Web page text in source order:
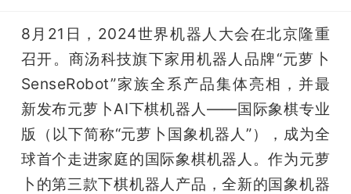
网
开
课
8月21日，2024世界机器人大会在北京隆重
召开。商汤科技旗下家用机器人品牌“元萝卜
SenseRobot”家族全系产品集体亮相，并最
新发布元萝卜AI下棋机器人——国际象棋专业
版（以下简称“元萝卜国象机器人”），成为全
球首个走进家庭的国际象棋机器人。作为元萝
卜的第三款下棋机器人产品，全新的国象机器